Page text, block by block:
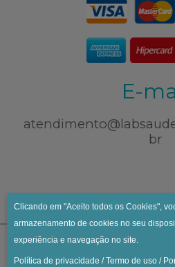
E-
br
Clicando em "Aceito todos os Cookies",
armazenamento de cookies no seu
experiência e navegação no site.
Política de privacidade /Termo de uso /